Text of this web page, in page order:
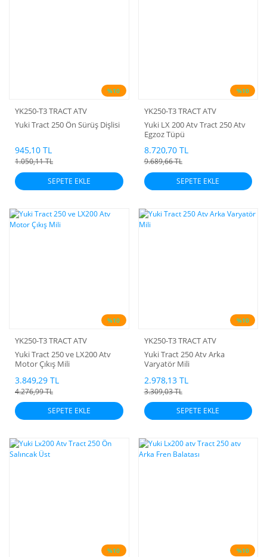
%10
YK250-T3 TRACT ATV
Yuki Tract 250 Ön Sürüş Dişlisi
945,10 TL
1.050,11 TL
SEPETE EKLE
%10
YK250-T3 TRACT ATV
Yuki LX 200 Atv Tract 250 Atv
Egzoz Tüpü
8.720,70 TL
9.689,66 TL
SEPETE EKLE
%10
YK250-T3 TRACT ATV
Yuki Tract 250 ve LX200 Atv
Motor Çıkış Mili
3.849,29 TL
4.276,99 TL
SEPETE EKLE
%10
YK250-T3 TRACT ATV
Yuki Tract 250 Atv Arka
Varyatör Mili
2.978,13 TL
3.309,03 TL
SEPETE EKLE
%10 %10